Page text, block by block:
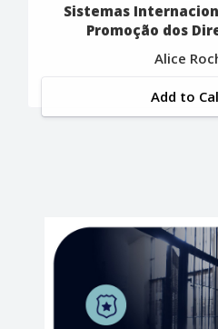
Sistemas
Promoção dos
Alice
Add to